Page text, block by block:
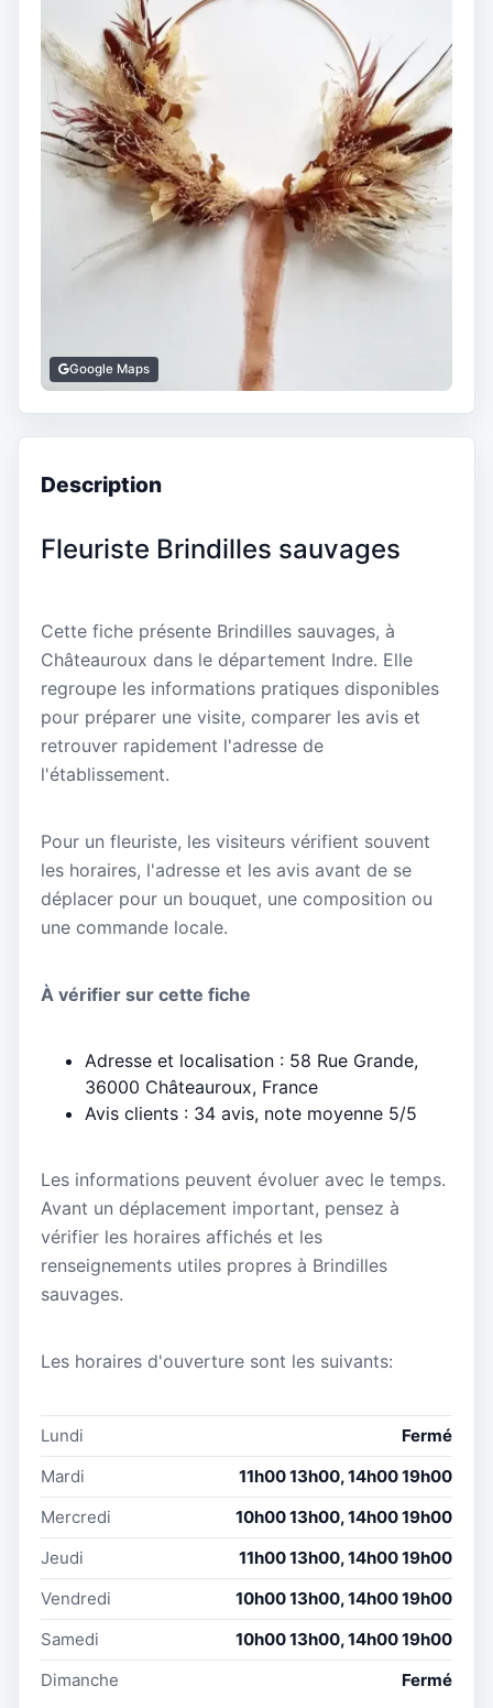
Google Maps
Description
Fleuriste Brindilles sauvages
Cette fiche présente Brindilles sauvages, à
Châteauroux dans le département Indre. Elle
regroupe les informations pratiques disponibles
pour préparer une visite, comparer les avis et
retrouver rapidement l'adresse de
l'établissement.
Pour un fleuriste, les visiteurs vérifient souvent
les horaires, l'adresse et les avis avant de se
déplacer pour un bouquet, une composition ou
une commande locale.
À vérifier sur cette fiche
Adresse et localisation : 58 Rue Grande,
36000 Châteauroux, France
Avis clients : 34 avis, note moyenne 5/5
Les informations peuvent évoluer avec le temps.
Avant un déplacement important, pensez à
vérifier les horaires affichés et les
renseignements utiles propres à Brindilles
sauvages.
Les horaires d'ouverture sont les suivants:
Lundi
Fermé
Mardi
11h00 13h00, 14h00 19h00
Mercredi
10h00 13h00, 14h00 19h00
Jeudi
11h00 13h00, 14h00 19h00
Vendredi
10h00 13h00, 14h00 19h00
Samedi
10h00 13h00, 14h00 19h00
Dimanche
Fermé